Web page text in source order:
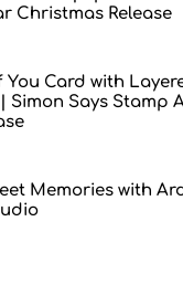
Christmas Release
You Card with
Simon Says Stamp
Memories with